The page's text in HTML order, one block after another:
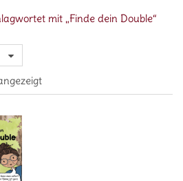
mit „Finde dein Double“